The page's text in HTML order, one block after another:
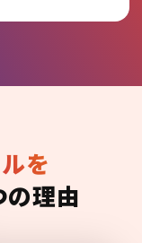
を
理由